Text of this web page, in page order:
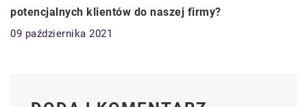
potencjalnych klientów do naszej firmy?
09 października 2021